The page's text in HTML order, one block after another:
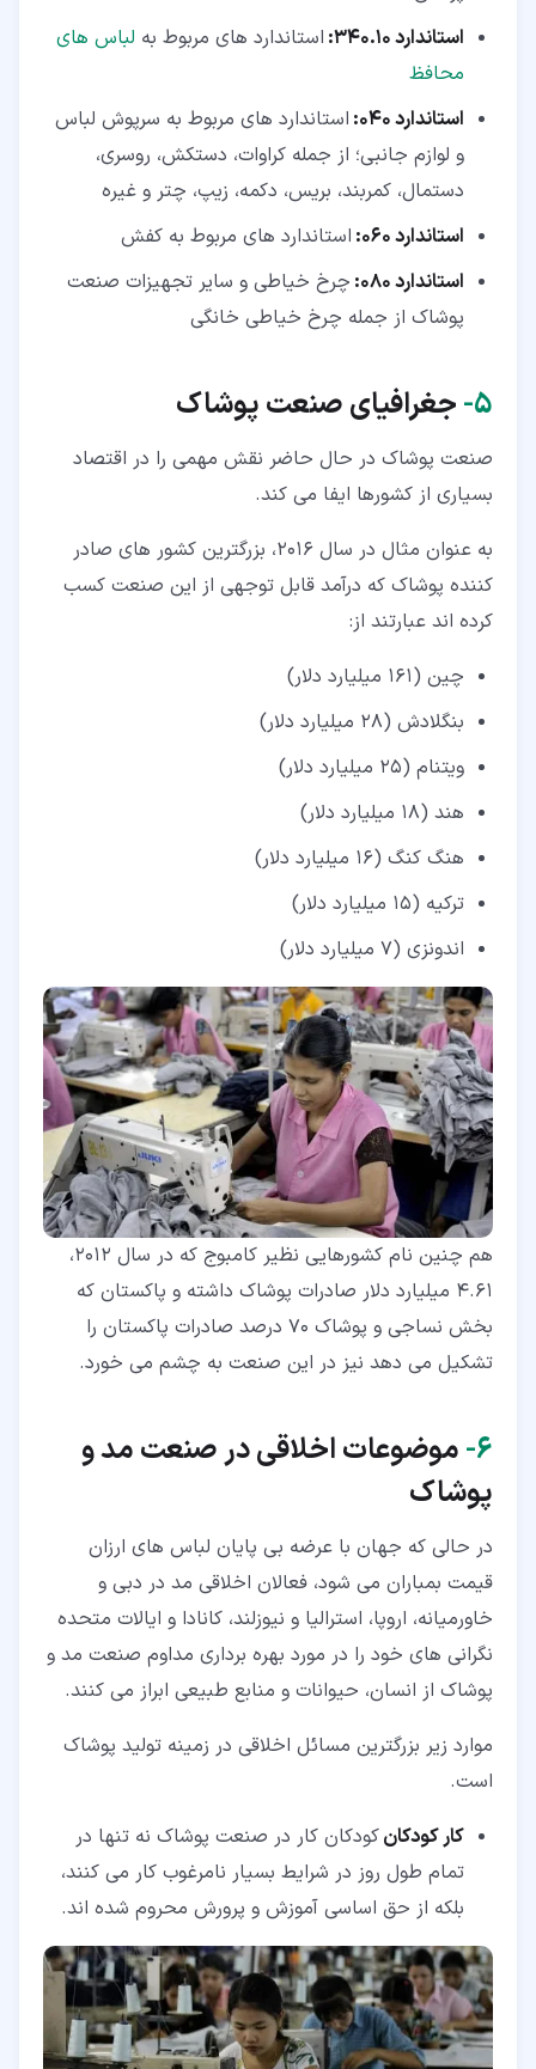
استاندارد340.10
: استاندارد های مربوط به لباس های
محافظ
استاندارد040
: استاندارد های مربوط به سرپوش لباس
و لوازم جانبی؛ از جمله کراوات، دستکش، روسری،
دستمال، کمربند، بریس، دکمه، زیپ، چتر و غیره
استاندارد060
: استاندارد های مربوط به کفش
استاندارد080
: چرخ خیاطی و سایر تجهیزات صنعت
پوشاک از جمله چرخ خیاطی خانگی
۵‏- جغرافیای صنعت پوشاک
صنعت پوشاک در حال حاضر نقش مهمی را در اقتصاد
بسیاری از کشورها ایفا می کند.
به عنوان مثال در سال 2016، بزرگترین کشور های صادر
کننده پوشاک که درآمد قابل توجهی از این صنعت کسب
کرده اند عبارتند از:
چین (161 میلیارد دلار)
بنگلادش (28 میلیارد دلار)
ویتنام (25 میلیارد دلار)
هند (18 میلیارد دلار)
هنگ کنگ (16 میلیارد دلار)
ترکیه (15 میلیارد دلار)
اندونزی (7 میلیارد دلار)
هم چنین نام کشورهایی نظیر کامبوج که در سال 2012،
4.61 میلیارد دلار صادرات پوشاک داشته و پاکستان که
بخش نساجی و پوشاک 70 درصد صادرات پاکستان را
تشکیل می دهد نیز در این صنعت به چشم می خورد.
۶‏- موضوعات اخلاقی در صنعت مد و
پوشاک
در حالی که جهان با عرضه بی پایان لباس های ارزان
قیمت بمباران می شود، فعالان اخلاقی مد در دبی و
خاورمیانه، اروپا، استرالیا و نیوزلند، کانادا و ایالات متحده
نگرانی های خود را در مورد بهره برداری مداوم صنعت مد و
پوشاک از انسان، حیوانات و منابع طبیعی ابراز می کنند.
موارد زیر بزرگترین مسائل اخلاقی در زمینه تولید پوشاک
است.
کار کودکانکودکان کار در صنعت پوشاک نه تنها در
تمام طول روز در شرایط بسیار نامرغوب کار می کنند،
بلکه از حق اساسی آموزش و پرورش محروم شده اند.